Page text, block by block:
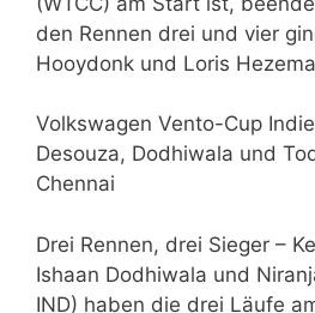
den Rennen drei und vier
Hooydonk und Loris
Volkswagen Vento-Cup
Desouza, Dodhiwala und
Chennai
Drei Rennen, drei Sieger –
Ishaan Dodhiwala und
IND) haben die drei Läufe